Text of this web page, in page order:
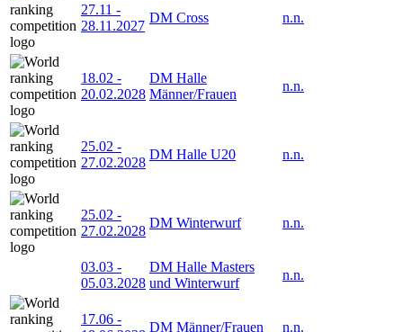
27.11 -
28.11.2027
DM Cross n.n.
18.02 -
20.02.2028
DM Halle
Männer/Frauen
n.n.
25.02 -
27.02.2028
DM Halle U20 n.n.
25.02 -
27.02.2028
DM Winterwurf n.n.
03.03 -
05.03.2028
DM Halle Masters
und Winterwurf
n.n.
17.06 -
DM Männer/Frauen n.n.